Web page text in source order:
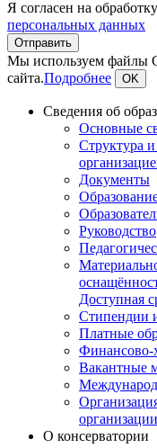
Я согласен на обработку
персональных данных
Мы используем файлы
сайта.Подробнее OK
Сведения об
Основные
Структура
Документы
Руководство
Доступная
Стипендии
Платные
Финансово-
Вакантные
организации
О консерватории